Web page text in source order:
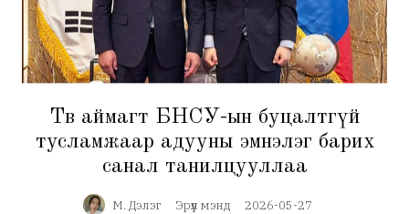
Төв аймагт БНСУ-ын буцалтгүй
тусламжаар адууны эмнэлэг барих
санал танилцууллаа
М. Дэлэг Эрүүл мэнд 2026-05-27